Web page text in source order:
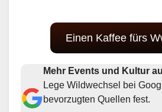
Einen Kaffee fürs
Mehr Events und Kultur
Lege Wildwechsel bei
bevorzugten Quellen fest.